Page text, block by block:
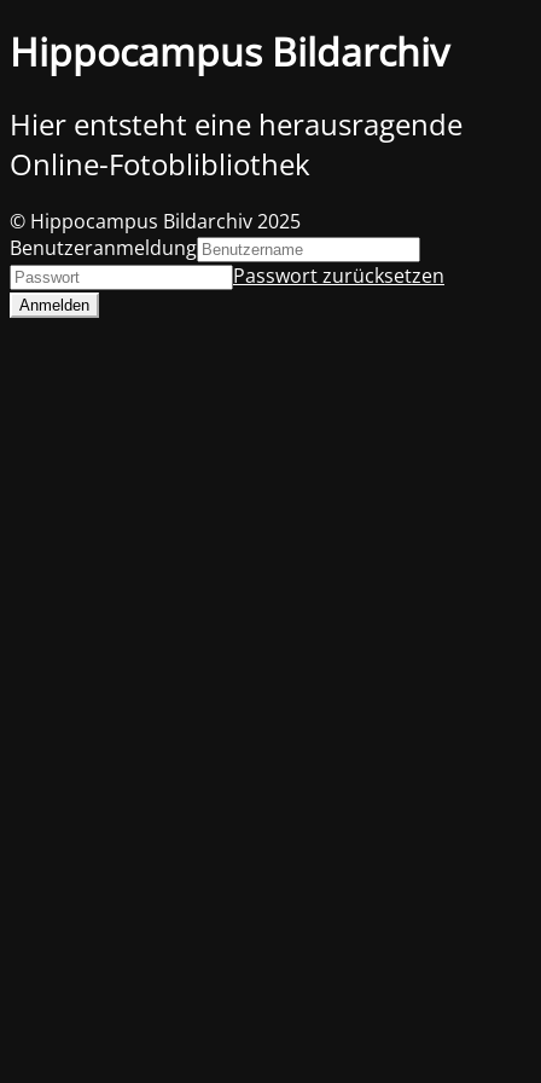
Hippocampus Bildarchiv
Hier entsteht eine herausragende
Online-Fotoblibliothek
© Hippocampus Bildarchiv 2025
Benutzeranmeldung
Passwort zurücksetzen